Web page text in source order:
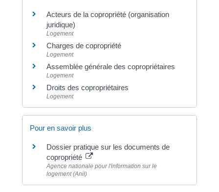
Acteurs de la copropriété (organisation
juridique)
Logement
Charges de copropriété
Logement
Assemblée générale des copropriétaires
Logement
Droits des copropriétaires
Logement
Pour en savoir plus
Dossier pratique sur les documents de
copropriété
Agence nationale pour l'information sur le
logement (Anil)